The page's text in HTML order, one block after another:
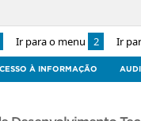
Ir para o menu 2 Ir
À INFORMAÇÃO